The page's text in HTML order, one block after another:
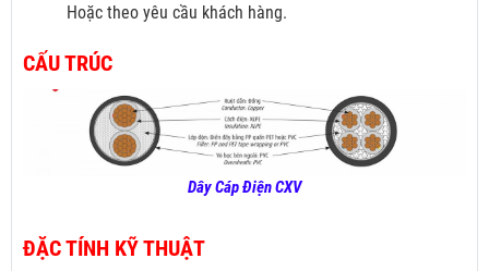
Hoặc theo yêu cầu khách hàng.
CẤU TRÚC
Dây Cáp Điện CXV
ĐẶC TÍNH KỸ THUẬT